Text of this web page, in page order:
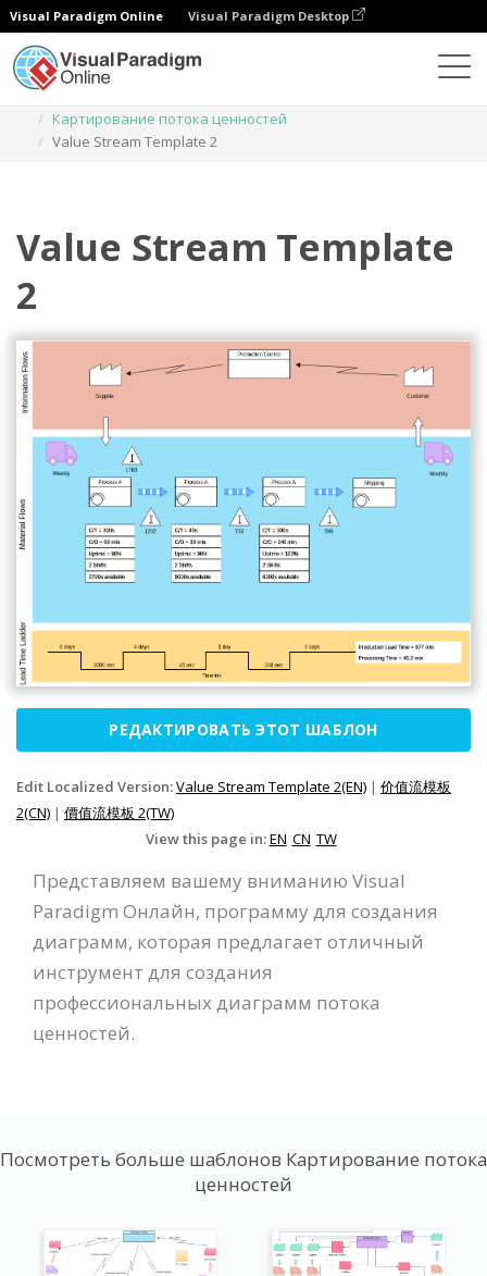
Visual Paradigm Online Visual Paradigm Desktop
Картирование потока ценностей
Value Stream Template 2
Value Stream Template
2
РЕДАКТИРОВАТЬ ЭТОТ ШАБЛОН
Edit Localized Version:Value Stream Template 2(EN) | 价值流模板
2(CN) | 價值流模板 2(TW)
View this page in:EN CN TW
Представляем вашему вниманию Visual
Paradigm Онлайн, программу для создания
диаграмм, которая предлагает отличный
инструмент для создания
профессиональных диаграмм потока
ценностей.
Посмотреть больше шаблонов Картирование потока
ценностей